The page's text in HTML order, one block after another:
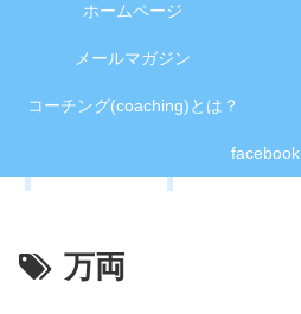
ホームページ
メールマガジン
コーチング(coaching)とは？
facebook
万両